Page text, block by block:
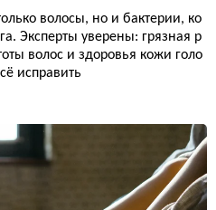
волосы, но и бактерии, ко
Эксперты уверены: грязная р
волос и здоровья кожи голо
исправить